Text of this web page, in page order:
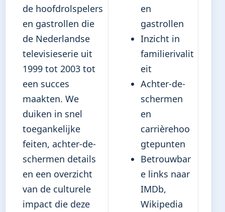
de hoofdrolspelers
en gastrollen die
de Nederlandse
televisieserie uit
1999 tot 2003 tot
een succes
maakten. We
duiken in snel
toegankelijke
feiten, achter-de-
schermen details
en een overzicht
van de culturele
impact die deze
en
gastrollen
Inzicht in
familierivalit
eit
Achter-de-
schermen
en
carrièrehoo
gtepunten
Betrouwbar
e links naar
IMDb,
Wikipedia